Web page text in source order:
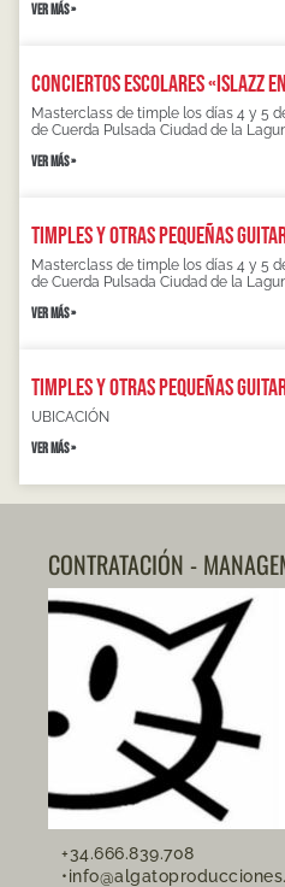
VER MÁS »
Conciertos escolares «Islazz
Masterclass de timple los días 4 y 5
de Cuerda Pulsada Ciudad de la
VER MÁS »
Timples y otras pequeñas
Masterclass de timple los días 4 y 5
de Cuerda Pulsada Ciudad de la
VER MÁS »
Timples y otras pequeñas
UBICACIÓN
VER MÁS »
CONTRATACIÓN -
+34.666.839.708